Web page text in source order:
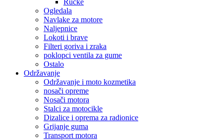
Ogledala
Navlake za motore
Naljepnice
Lokoti i brave
Filteri goriva i zraka
poklopci ventila za gume
Ostalo
Održavanje
Održavanje i moto kozmetika
nosači opreme
Nosači motora
Stalci za motocikle
Dizalice i oprema za radionice
Grijanje guma
Transport motora